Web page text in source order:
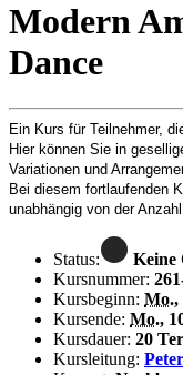
Modern
Dance
Ein Kurs für Teilnehmer,
Hier können Sie in
Variationen und
Bei diesem fortlaufenden
unabhängig von der
Status:
Keine
Kursnummer:
Kursbeginn: Mo.,
Kursende: Mo.,
Kursdauer: 20
Kursleitung: